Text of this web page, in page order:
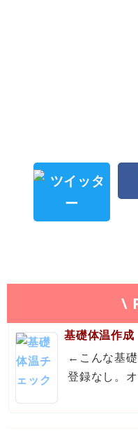
\
基礎体温作成
←こんな基
登録なし。